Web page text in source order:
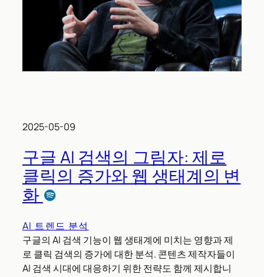
2025-05-09
구글 AI 검색의 그림자: 제로
클릭의 증가와 웹 생태계의 변
화
AI 트렌드 분석
구글의 AI 검색 기능이 웹 생태계에 미치는 영향과 제
로 클릭 검색의 증가에 대한 분석. 콘텐츠 제작자들이
AI 검색 시대에 대응하기 위한 전략도 함께 제시합니